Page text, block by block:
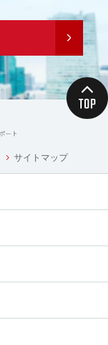
サイトマップ